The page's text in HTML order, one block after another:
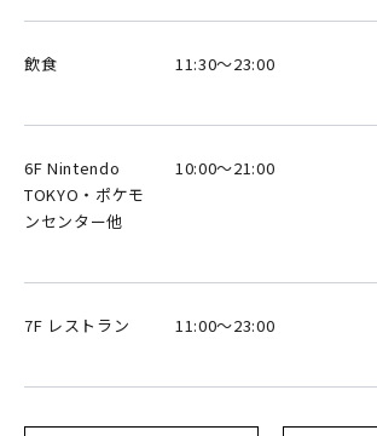
飲食 11:30～23:00
6F Nintendo
TOKYO・ポケモ
ンセンター他
10:00～21:00
7F レストラン 11:00～23:00